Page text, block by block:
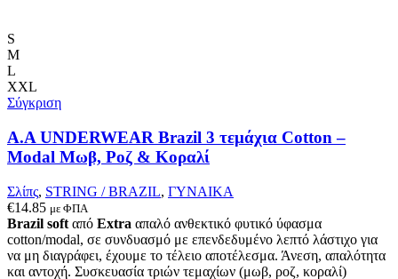
μπορούν
επιλεγούν
στη
σελίδα
προϊόντος
S
M
L
XXL
Σύγκριση
A.A UNDERWEAR Brazil 3 τεμάχια Cotton –
Modal Μωβ, Ροζ & Κοραλί
Σλίπς, STRING / BRAZIL, ΓΥΝΑΙΚΑ
€14.85 με ΦΠΑ
Brazil soft από Extra απαλό ανθεκτικό φυτικό ύφασμα
cotton/modal, σε συνδυασμό με επενδεδυμένο λεπτό λάστιχο για
να μη διαγράφει, έχουμε το τέλειο αποτέλεσμα. Άνεση, απαλότητα
και αντοχή. Συσκευασία τριών τεμαχίων (μωβ, ροζ, κοραλί)